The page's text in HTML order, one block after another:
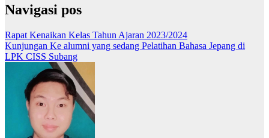
Navigasi pos
Rapat Kenaikan Kelas Tahun Ajaran 2023/2024
Kunjungan Ke alumni yang sedang Pelatihan Bahasa Jepang di
LPK CISS Subang